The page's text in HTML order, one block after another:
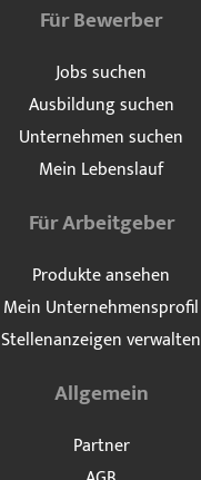
Für Bewerber
Jobs suchen
Ausbildung suchen
Unternehmen suchen
Mein Lebenslauf
Für Arbeitgeber
Produkte ansehen
Mein Unternehmensprofil
Stellenanzeigen verwalten
Allgemein
Partner